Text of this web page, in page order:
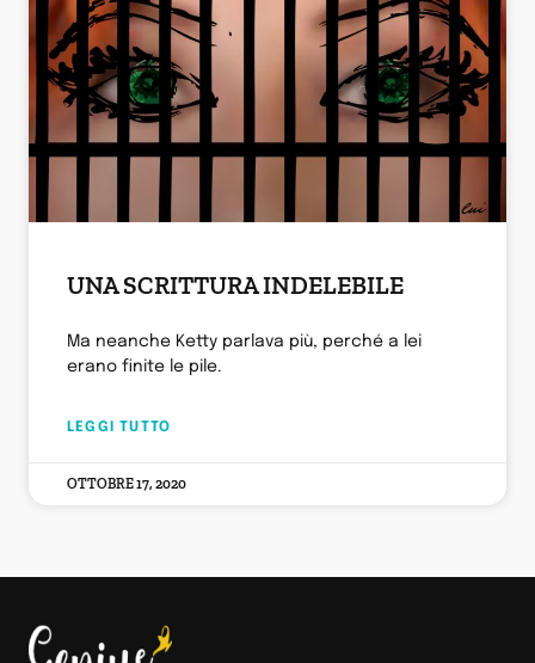
UNA SCRITTURA INDELEBILE
Ma neanche Ketty parlava più, perché a lei
erano finite le pile.
LEGGI TUTTO
OTTOBRE 17, 2020